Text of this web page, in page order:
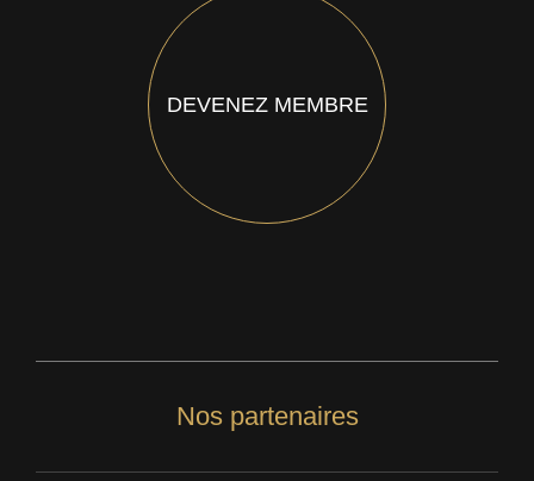
DEVENEZ MEMBRE
Nos partenaires